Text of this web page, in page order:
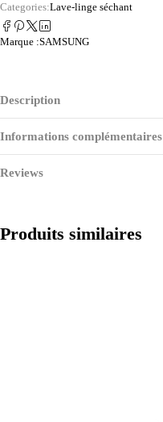
Categories:Lave-linge séchant
Marque :SAMSUNG
Description
Informations complémentaires
Reviews
Produits similaires